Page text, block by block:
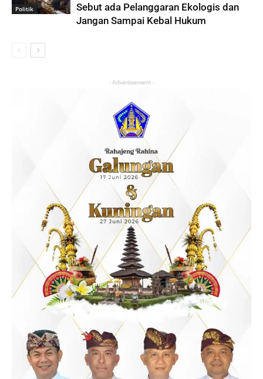
Politik
Sebut ada Pelanggaran Ekologis dan
Jangan Sampai Kebal Hukum
- Advertisement -